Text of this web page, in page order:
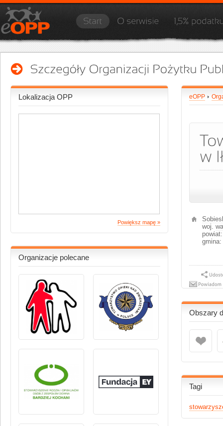
Lokalizacja OPP
Powiększ mapę »
Organizacje polecane
eOPP
woj.
gmina:
Obszary
Tagi